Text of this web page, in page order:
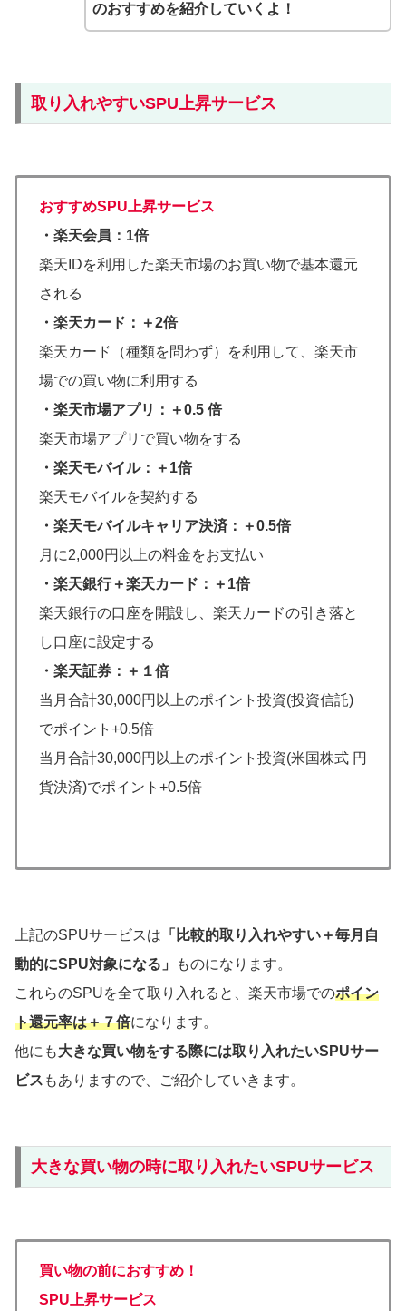
のおすすめを紹介していくよ！
取り入れやすいSPU上昇サービス
おすすめSPU上昇サービス
・楽天会員：1倍
楽天IDを利用した楽天市場のお買い物で基本還元
される
・楽天カード：＋2倍
楽天カード（種類を問わず）を利用して、楽天市
場での買い物に利用する
・楽天市場アプリ：＋0.5 倍
楽天市場アプリで買い物をする
・楽天モバイル：＋1倍
楽天モバイルを契約する
・楽天モバイルキャリア決済：＋0.5倍
月に2,000円以上の料金をお支払い
・楽天銀行＋楽天カード：＋1倍
楽天銀行の口座を開設し、楽天カードの引き落と
し口座に設定する
・楽天証券：＋１倍
当月合計30,000円以上のポイント投資(投資信託)
でポイント+0.5倍
当月合計30,000円以上のポイント投資(米国株式 円
貨決済)でポイント+0.5倍
上記のSPUサービスは 「比較的取り入れやすい＋毎月自
動的にSPU対象になる」
ものになります。
これらのSPUを全て取り入れると、楽天市場でのポイン
ト還元率は＋７倍になります。
他にも大きな買い物をする際には取り入れたいSPUサー
ビス もありますので、ご紹介していきます。
大きな買い物の時に取り入れたいSPUサービス
買い物の前におすすめ！
SPU上昇サービス